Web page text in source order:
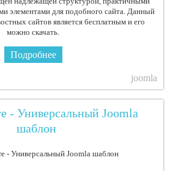
элементами для подобного сайта. Данный
сайтов является бесплатным и его
можно скачать.
Подробнее
joomla
- Универсальный Joomla
шаблон